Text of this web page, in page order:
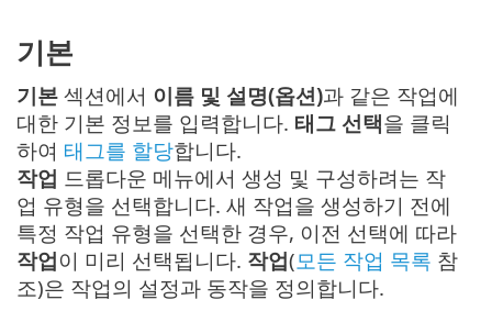
기본
기본 섹션에서 이름 및 설명(옵션)과 같은 작업에
대한 기본 정보를 입력합니다. 태그 선택을 클릭
하여 태그를 할당합니다.
작업 드롭다운 메뉴에서 생성 및 구성하려는 작
업 유형을 선택합니다. 새 작업을 생성하기 전에
특정 작업 유형을 선택한 경우, 이전 선택에 따라
작업이 미리 선택됩니다. 작업(모든 작업 목록 참
조)은 작업의 설정과 동작을 정의합니다.